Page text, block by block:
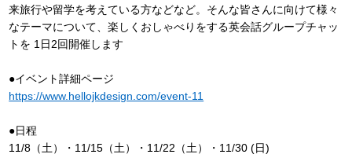
来旅行や留学を考えている方などなど。そんな皆さんに向けて様々
なテーマについて、楽しくおしゃべりをする英会話グループチャッ
トを 1日2回開催します
●イベント詳細ページ
https://www.hellojkdesign.com/event-11
●日程
11/8（土）・11/15（土）・11/22（土）・11/30 (日)